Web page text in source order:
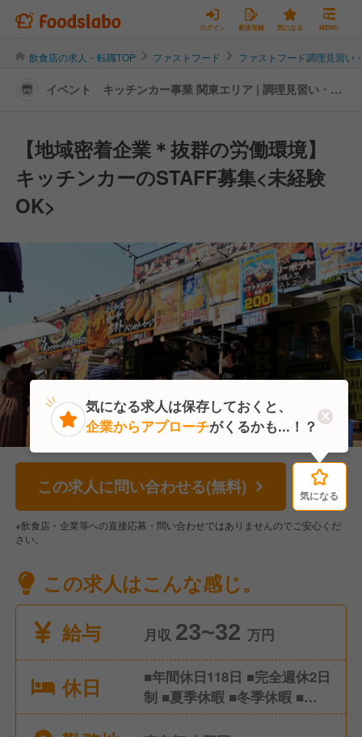
ログイン 新規登録 気になる MENU
飲食店の求人・転職TOP ファストフード ファストフード調理見習い
イベント キッチンカー事業 関東エリア | 調理見習い・調
【地域密着企業＊抜群の労働環境】
キッチンカーのSTAFF募集<未経験
OK>
この求人に問い合わせる(無料) 気になる
※飲食店・企業等への直接応募・問い合わせではありませんのでご安心くだ
さい。
この求人はこんな感じ。
給与
月収 23~32 万円
休日
■年間休日118日 ■完全週休2日
制 ■夏季休暇 ■冬季休暇 ■計
画年休あり ■有給休暇 ■産
気になる
気になる求人は保存しておくと、
企業からアプローチがくるかも...！？